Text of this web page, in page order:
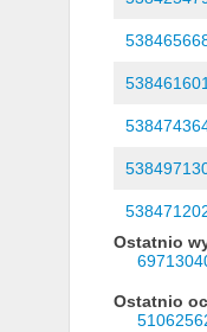
Ostatnio
Ostatnio